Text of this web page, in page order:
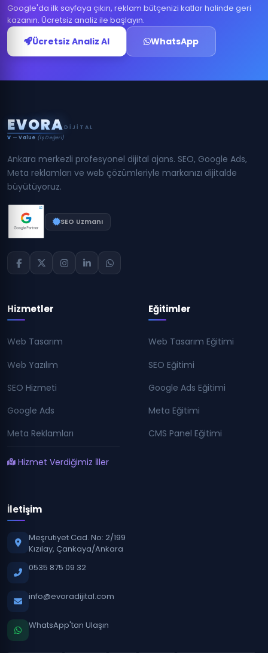
Google'da ilk sayfaya çıkın, reklam bütçenizi katlar halinde geri
kazanın. Ücretsiz analiz ile başlayın.
Ücretsiz Analiz Al WhatsApp
EVORA DIJITAL
V — Value (İş Değeri)
Ankara merkezli profesyonel dijital ajans. SEO, Google Ads,
Meta reklamları ve web çözümleriyle markanızı dijitalde
büyütüyoruz.
SEO Uzmanı
Hizmetler
Web Tasarım
Web Yazılım
SEO Hizmeti
Google Ads
Meta Reklamları
Hizmet Verdiğimiz İller
Eğitimler
Web Tasarım Eğitimi
SEO Eğitimi
Google Ads Eğitimi
Meta Eğitimi
CMS Panel Eğitimi
İletişim
Meşrutiyet Cad. No: 2/199
Kızılay, Çankaya/Ankara
0535 875 09 32
info@evoradijital.com
WhatsApp'tan Ulaşın